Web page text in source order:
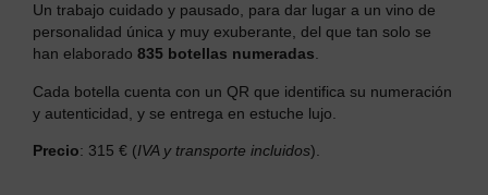
Un trabajo cuidado y pausado, para dar lugar a un vino de
personalidad única y muy exuberante, del que tan solo se
han elaborado 835 botellas numeradas.
Cada botella cuenta con un QR que identifica su numeración
y autenticidad, y se entrega en estuche lujo.
Precio: 315 € (IVA y transporte incluidos).